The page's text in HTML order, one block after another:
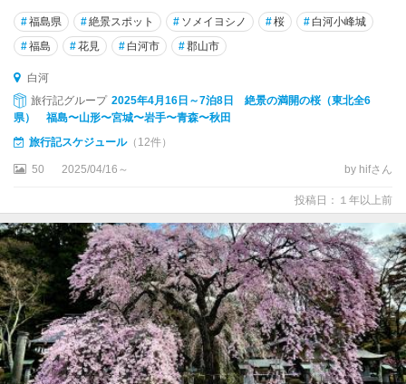
#福島県 #絶景スポット # ソメイヨシノ #桜 # 白河小峰城
#福島 #花見 # 白河市 #郡山市
白河
旅行記グループ 2025年4月16日～7泊8日 絶景の満開の桜（東北全6
県） 福島〜山形〜宮城〜岩手〜青森〜秋田
旅行記スケジュール（12件）
50 2025/04/16～ by hifさん
投稿日：１年以上前